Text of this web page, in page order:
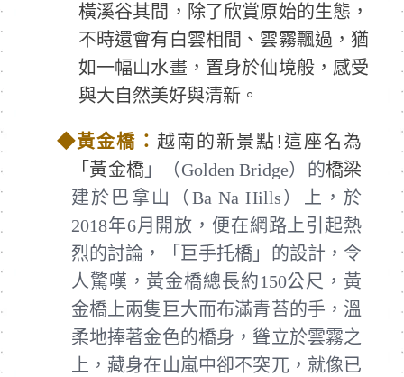
橫溪谷其間，除了欣賞原始的生態，
不時還會有白雲相間、雲霧飄過，猶
如一幅山水畫，置身於仙境般，感受
與大自然美好與清新。
◆黃金橋： 越南的新景點!這座名為
「 黃金橋 」（Golden Bridge）的橋梁
建於巴拿山（Ba Na Hills）上，於
2018年6月開放，便在網路上引起熱
烈的討論，「巨手托橋」的設計，令
人驚嘆，黃金橋總長約150公尺，黃
金橋上兩隻巨大而布滿青苔的手，溫
柔地捧著金色的橋身，聳立於雲霧之
上，藏身在山嵐中卻不突兀，就像已